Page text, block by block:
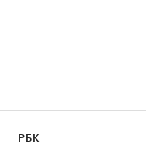
РБК